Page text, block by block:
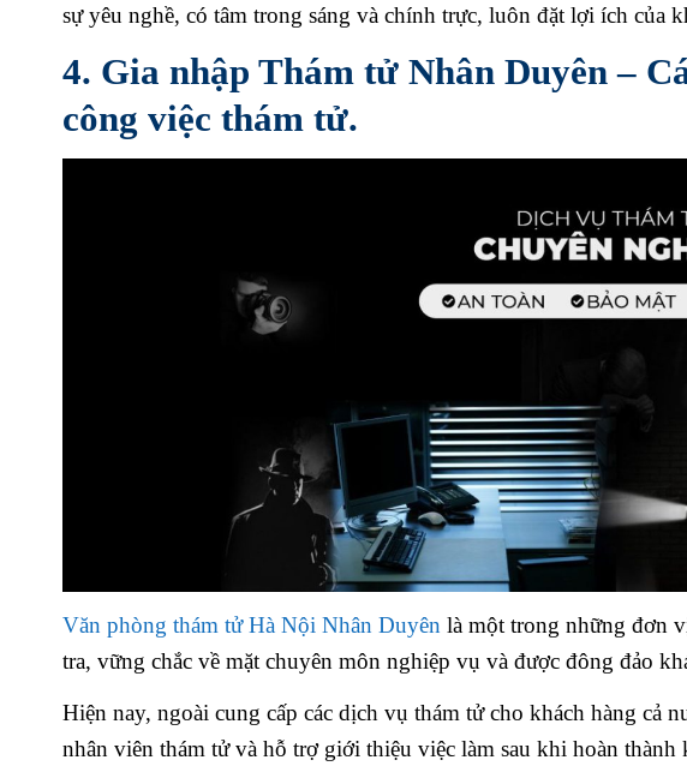
sự yêu nghề, có tâm trong sáng và chính trực, luôn đặt lợi ích của
4. Gia nhập Thám tử Nhân Duyên –
công việc thám tử.
Văn phòng thám tử Hà Nội Nhân Duyên là một trong những đơn
tra, vững chắc về mặt chuyên môn nghiệp vụ và được đông đảo
Hiện nay, ngoài cung cấp các dịch vụ thám tử cho khách hàng cả
nhân viên thám tử và hỗ trợ giới thiệu việc làm sau khi hoàn